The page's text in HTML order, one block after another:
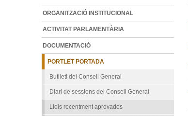
ORGANITZACIÓ INSTITUCIONAL
ACTIVITAT PARLAMENTÀRIA
DOCUMENTACIÓ
PORTLET PORTADA
Butlletí del Consell General
Diari de sessions del Consell General
Lleis recentment aprovades